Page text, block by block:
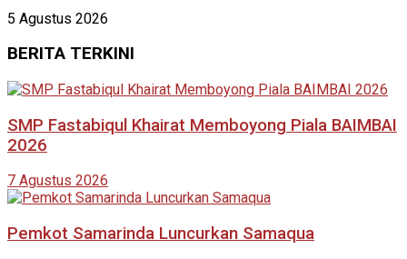
5 Agustus 2026
BERITA TERKINI
SMP Fastabiqul Khairat Memboyong Piala BAIMBAI
2026
7 Agustus 2026
Pemkot Samarinda Luncurkan Samaqua